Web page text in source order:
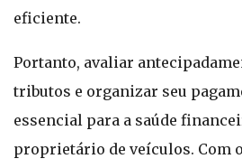
eficiente.
Portanto, avaliar
tributos e organizar seu
essencial para a saúde
proprietário de veículos. Com